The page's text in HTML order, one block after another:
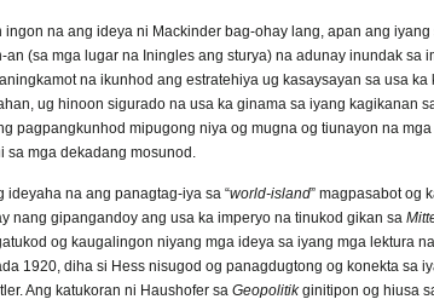
ingon na ang ideya ni Mackinder bag-ohay lang, apan ang
an (sa mga lugar na Iningles ang sturya) na adunay inundak
na ikunhod ang estratehiya ug kasaysayan sa usa
ug hinoon sigurado na usa ka ginama sa iyang kagikanan
pagpangkunhod mipugong niya og mugna og tiunayon na
sa mga dekadang mosunod.
na ang panagtag-iya sa “world-island” magpasabot og
nang gipangandoy ang usa ka imperyo na tinukod gikan sa
og kaugalingon niyang mga ideya sa iyang mga lektura
1920, diha si Hess nisugod og panagdugtong og konekta sa
Ang katukoran ni Haushofer sa Geopolitikginitipon og hiusa